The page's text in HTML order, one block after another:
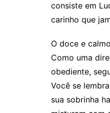
consiste em
carinho que
O doce e
Como uma
obediente,
Você se
sua sobrinha